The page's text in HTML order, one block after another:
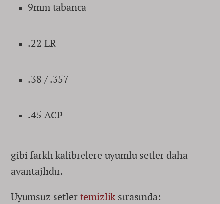
9mm tabanca
.22 LR
.38 / .357
.45 ACP
gibi farklı kalibrelere uyumlu setler daha
avantajlıdır.
Uyumsuz setlertemizliksırasında: